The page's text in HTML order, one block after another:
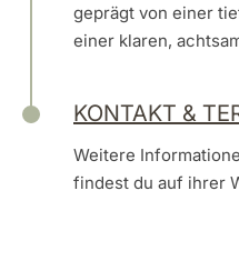
geprägt von einer
einer klaren,
KONTAKT &
Weitere
findest du auf ihrer